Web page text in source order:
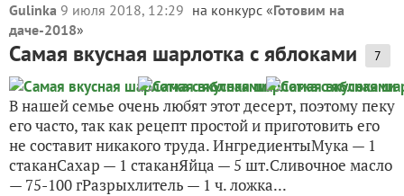
Gulinka 9 июля 2018, 12:29 на конкурс «Готовим на
даче-2018»
Самая вкусная шарлотка с яблоками 7
В нашей семье очень любят этот десерт, поэтому пеку
его часто, так как рецепт простой и приготовить его
не составит никакого труда. ИнгредиентыМука — 1
стаканСахар — 1 стаканЯйца — 5 шт.Сливочное масло
— 75-100 гРазрыхлитель — 1 ч. ложка...